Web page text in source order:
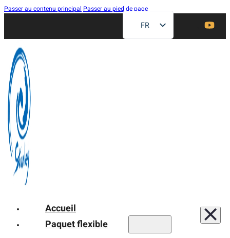
Passer au contenu principal Passer au pied de page
FR
EN
Accueil
Paquet flexible